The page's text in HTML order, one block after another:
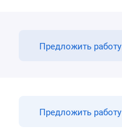
Предложить работу
Предложить работу